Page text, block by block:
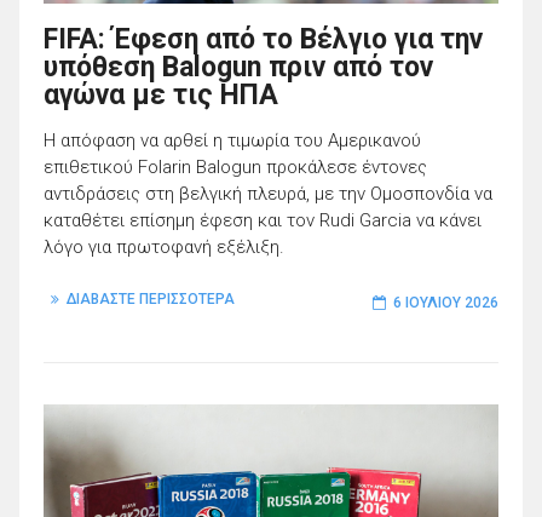
FIFA: Έφεση από το Βέλγιο για την
υπόθεση Balogun πριν από τον
αγώνα με τις ΗΠΑ
Η απόφαση να αρθεί η τιμωρία του Αμερικανού
επιθετικού Folarin Balogun προκάλεσε έντονες
αντιδράσεις στη βελγική πλευρά, με την Ομοσπονδία να
καταθέτει επίσημη έφεση και τον Rudi Garcia να κάνει
λόγο για πρωτοφανή εξέλιξη.
ΔΙΑΒΑΣΤΕ ΠΕΡΙΣΣΟΤΕΡΑ 6 ΙΟΥΛΊΟΥ 2026